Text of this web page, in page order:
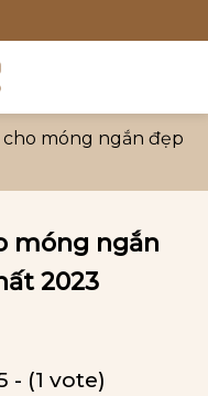
móng ngắn đẹp
móng ngắn
2023
- (1 vote)